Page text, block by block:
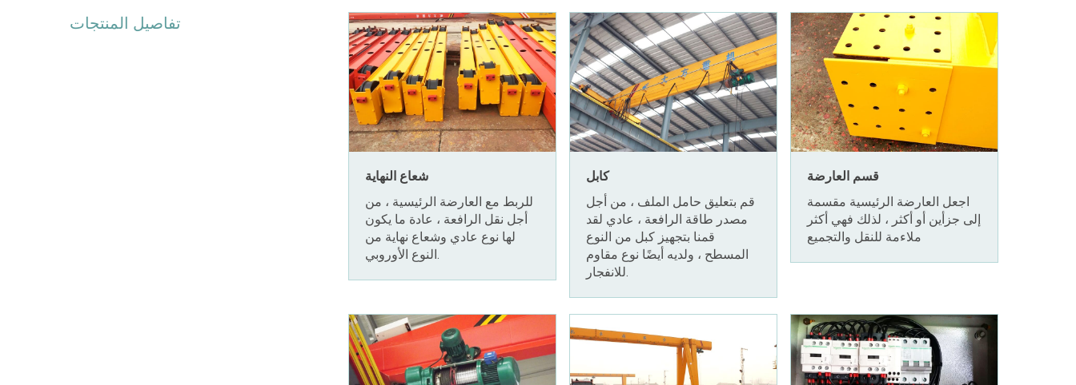
تفاصيل المنتجات
شعاع النهاية
للربط مع العارضة الرئيسية ، من
أجل نقل الرافعة ، عادة ما يكون
لها نوع عادي وشعاع نهاية من
النوع الأوروبي.
كابل
قم بتعليق حامل الملف ، من أجل
مصدر طاقة الرافعة ، عادي لقد
قمنا بتجهيز كبل من النوع
المسطح ، ولديه أيضًا نوع مقاوم
للانفجار.
قسم العارضة
اجعل العارضة الرئيسية مقسمة
إلى جزأين أو أكثر ، لذلك فهي أكثر
ملاءمة للنقل والتجميع